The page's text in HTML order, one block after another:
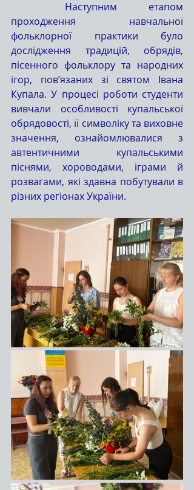
проходження навчальної
фольклорної практики було
дослідження традицій, обрядів,
пісенного фольклору та народних
ігор, пов’язаних зі святом Івана
Купала. У процесі роботи студенти
вивчали особливості купальської
обрядовості, її символіку та виховне
значення, ознайомлювалися з
автентичними купальськими
піснями, хороводами, іграми й
розвагами, які здавна побутували в
різних регіонах України.